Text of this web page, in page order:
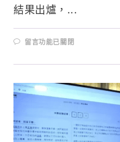
結果出爐，...
留言功能已關閉